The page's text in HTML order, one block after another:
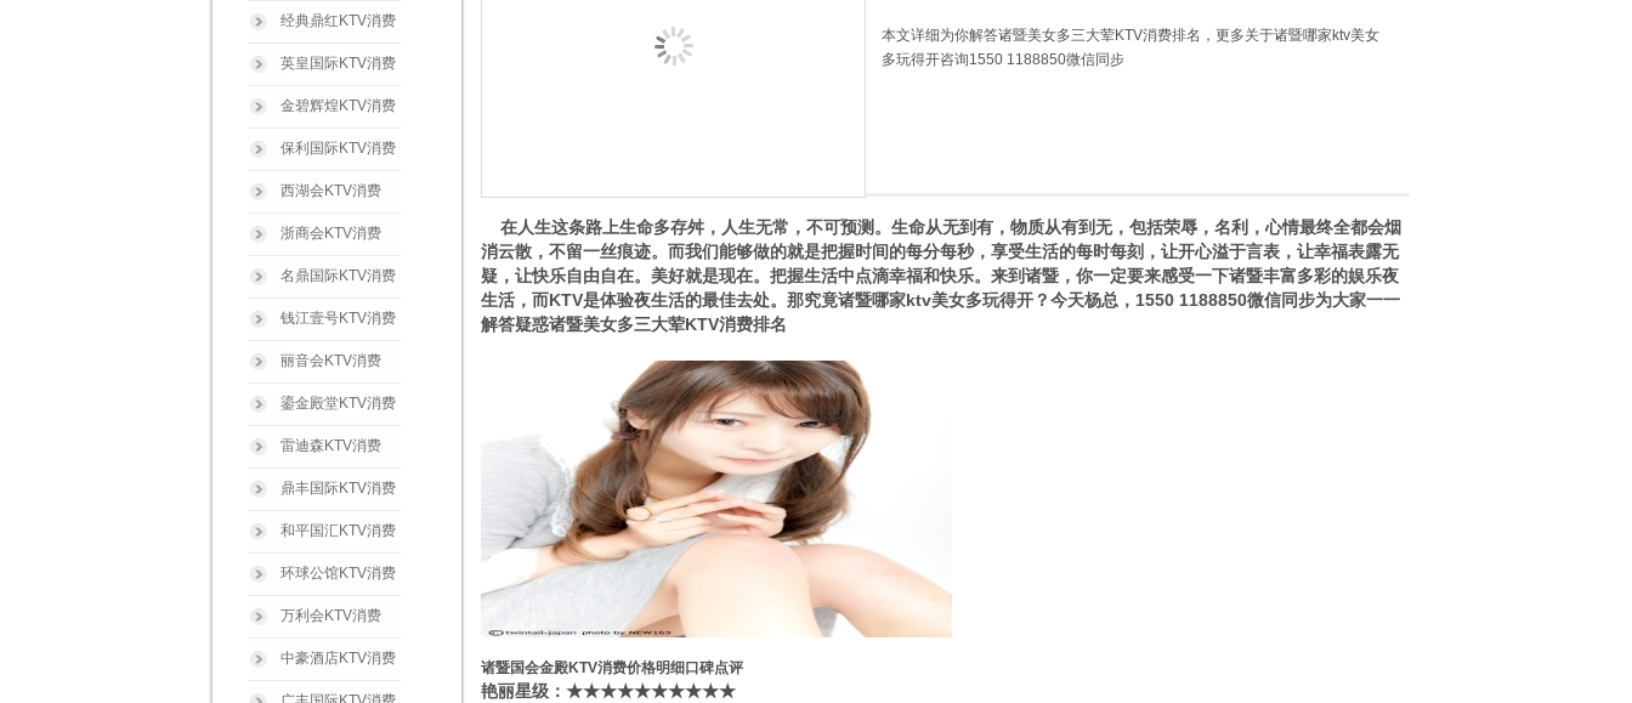
经典鼎红KTV消费
英皇国际KTV消费
金碧辉煌KTV消费
保利国际KTV消费
西湖会KTV消费
浙商会KTV消费
名鼎国际KTV消费
钱江壹号KTV消费
丽音会KTV消费
鎏金殿堂KTV消费
雷迪森KTV消费
鼎丰国际KTV消费
和平国汇KTV消费
环球公馆KTV消费
万利会KTV消费
中豪酒店KTV消费
本文详细为你解答诸暨美女多三大荤KTV消费排名，更多关于诸暨哪家ktv美女
多玩得开咨询1550 1188850微信同步
在人生这条路上生命多存舛，人生无常，不可预测。生命从无到有，物质从有到无，包括荣辱，名利，心情最终全都会烟
消云散，不留一丝痕迹。而我们能够做的就是把握时间的每分每秒，享受生活的每时每刻，让开心溢于言表，让幸福表露无
疑，让快乐自由自在。美好就是现在。把握生活中点滴幸福和快乐。来到诸暨，你一定要来感受一下诸暨丰富多彩的娱乐夜
生活，而KTV是体验夜生活的最佳去处。那究竟诸暨哪家ktv美女多玩得开？今天杨总，1550 1188850微信同步为大家一一
解答疑惑诸暨美女多三大荤KTV消费排名
诸暨国会金殿KTV消费价格明细口碑点评
艳丽星级​‌‌：★★★★★★★★★★